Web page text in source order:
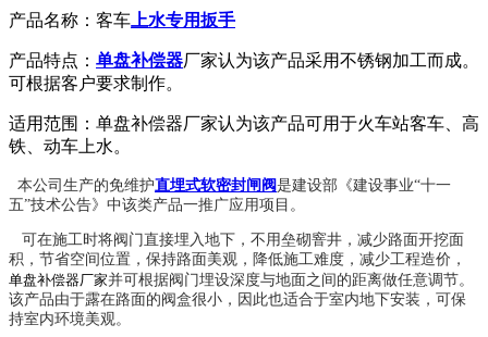
产品名称：客车 上水专用扳手
产品特点： 单盘补偿器厂家认为该产品采用不锈钢加工而成。
可根据客户要求制作。
适用范围：单盘补偿器厂家认为该产品可用于火车站客车、高
铁、动车上水。
本公司生产的免维护直埋式软密封闸阀是建设部《建设事业“十一
五”技术公告》中该类产品一推广应用项目。
可在施工时将阀门直接埋入地下，不用垒砌窨井，减少路面开挖面
积，节省空间位置，保持路面美观，降低施工难度，减少工程造价，
单盘补偿器厂家并可根据阀门埋设深度与地面之间的距离做任意调节。
该产品由于露在路面的阀盒很小，因此也适合于室内地下安装，可保
持室内环境美观。